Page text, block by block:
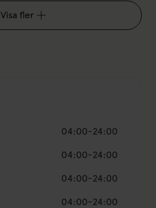
Visa fler
04:00-24:00
04:00-24:00
04:00-24:00
04:00-24:00